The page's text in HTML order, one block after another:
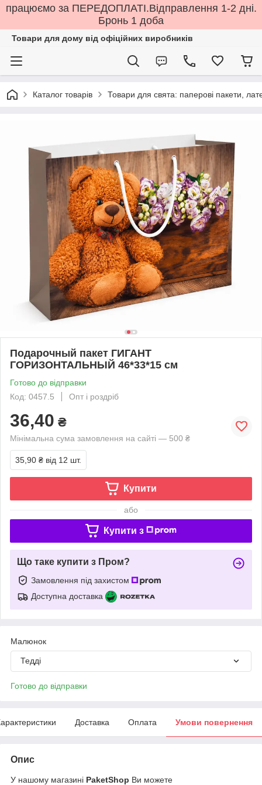
працюємо за ПЕРЕДОПЛАТІ.Відправлення 1-2 дні.
Бронь 1 доба
Товари для дому від офіційних виробників
Каталог товарів Товари для свята: паперові пакети,
Подарочный пакет ГИГАНТ
ГОРИЗОНТАЛЬНЫЙ 46*33*15 см
Готово до відправки
Код: 0457.5
Опт і роздріб
36,40 ₴
Мінімальна сума замовлення на сайті — 500 ₴
35,90 ₴ від 12 шт.
Купити
або
Купити з
Що таке купити з Пром?
Замовлення під захистом
Доступна доставка
Малюнок
Тедді
Готово до відправки
Доставка Оплата Умови повернення
Опис
У нашому магазині PaketShop Ви можете